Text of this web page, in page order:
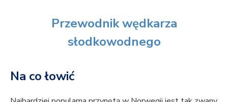
Przewodnik wędkarza
słodkowodnego
Na co łowić